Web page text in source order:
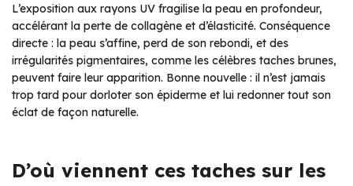
L’exposition aux rayons UV fragilise la peau en profondeur,
accélérant la perte de collagène et d’élasticité. Conséquence
directe : la peau s’affine, perd de son rebondi, et des
irrégularités pigmentaires, comme les célèbres taches brunes,
peuvent faire leur apparition. Bonne nouvelle : il n’est jamais
trop tard pour dorloter son épiderme et lui redonner tout son
éclat de façon naturelle.
D’où viennent ces taches sur les